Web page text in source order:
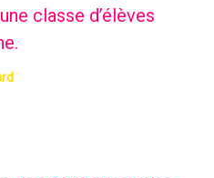
classe d’élèves